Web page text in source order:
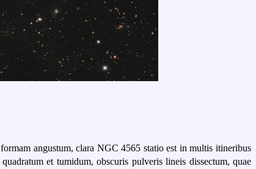
angustum, clara NGC 4565 statio est in multis itineribus
et tumidum, obscuris pulveris lineis dissectum, quae